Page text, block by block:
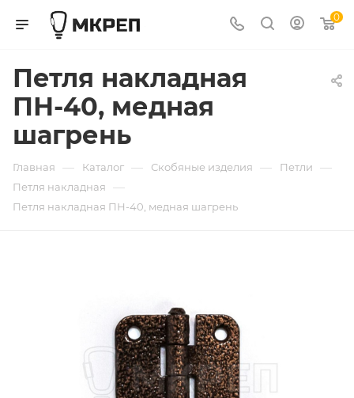
0
Петля накладная
ПН-40, медная
шагрень
Главная — Каталог — Скобяные изделия — Петли —
Петля накладная —
Петля накладная ПН-40, медная шагрень